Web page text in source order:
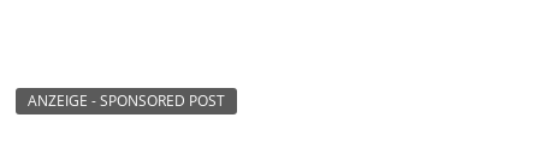
ANZEIGE - SPONSORED POST